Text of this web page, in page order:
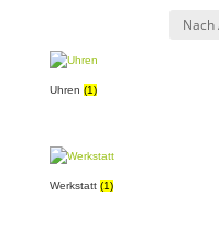
Uhren (1)
Werkstatt (1)